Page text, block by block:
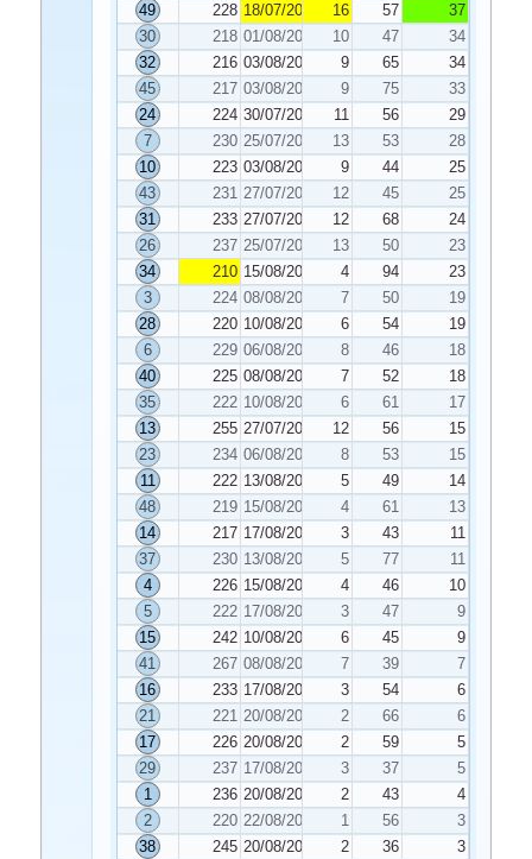
49
228 18/07/2022 16 57
37
30
218 01/08/2022 10 47
34
32
216 03/08/2022 9 65
34
45
217 03/08/2022 9 75
33
24
224 30/07/2022 11 56
29
7
230 25/07/2022 13 53
28
10
223 03/08/2022 9 44
25
43
231 27/07/2022 12 45
25
31
233 27/07/2022 12 68
24
26
237 25/07/2022 13 50
23
34
210 15/08/2022 4 94
23
3
224 08/08/2022 7 50
19
28
220 10/08/2022 6 54
19
6
229 06/08/2022 8 46
18
40
225 08/08/2022 7 52
18
35
222 10/08/2022 6 61
17
13
255 27/07/2022 12 56
15
23
234 06/08/2022 8 53
15
11
222 13/08/2022 5 49
14
48
219 15/08/2022 4 61
13
14
217 17/08/2022 3 43
11
37
230 13/08/2022 5 77
11
4
226 15/08/2022 4 46
10
5
222 17/08/2022 3 47
9
15
242 10/08/2022 6 45
9
41
267 08/08/2022 7 39
7
16
233 17/08/2022 3 54
6
21
221 20/08/2022 2 66
6
17
226 20/08/2022 2 59
5
29
237 17/08/2022 3 37
5
1
236 20/08/2022 2 43
4
2
220 22/08/2022 1 56
3
38
245 20/08/2022 2 36
3